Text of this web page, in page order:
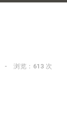
浏览：613 次